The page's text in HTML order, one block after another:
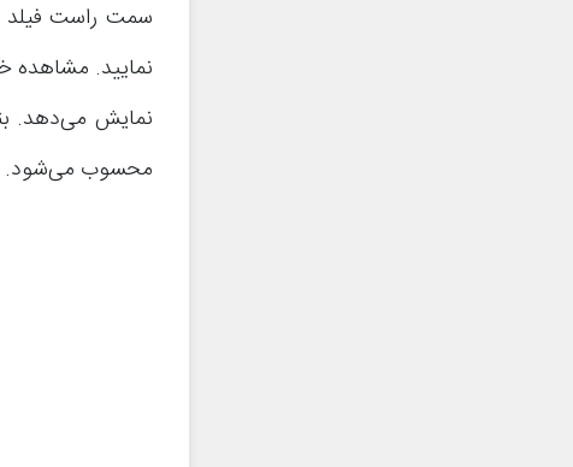
سمت راست فیلد
محسوب می‌شود.